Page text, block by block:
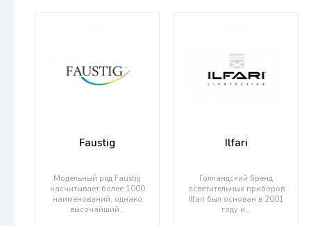
Faustig
Модельный ряд Faustig
насчитывает более 1000
наименований, однако
высочайший…
Ilfari
Голландский бренд
осветительных приборов
Ilfari был основан в 2001
году и…